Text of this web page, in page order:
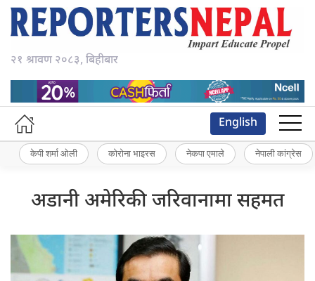
२१ श्रावण २०८३, बिहीबार
English
केपी शर्मा ओली कोरोना भाइरस नेकपा एमाले नेपाली कांग्रेस
अडानी अमेरिकी जरिवानामा सहमत